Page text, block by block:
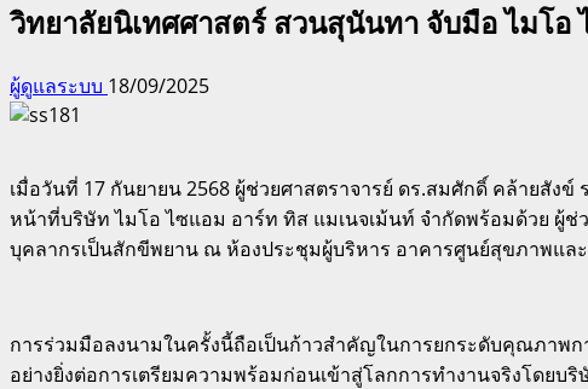
วิทยาลัยนิเทศศาสตร์ สวนสุนันทา จับมือ ไมโ
ผู้ดูแลระบบ 18/09/2025
เมื่อวันที่ 17 กันยายน 2568 ผู้ช่วยศาสตราจารย์ ดร.สมศักดิ์ คล้ายสั
หน้าที่บริษัท ไมโอ ไซแอม อาร์ท ทิส แมเนจเม้นท์ จำกัดพร้อมด้วย ผู้
บุคลากรเป็นสักขีพยาน ณ ห้องประชุมผู้บริหาร อาคารศูนย์สุขภาพแ
การร่วมมือลงนามในครั้งนี้ถือเป็นก้าวสำคัญในการยกระดับคุณภาพก
อย่างยิ่งต่อการเตรียมความพร้อมก่อนเข้าสู่โลกการทำงานจริงโดย